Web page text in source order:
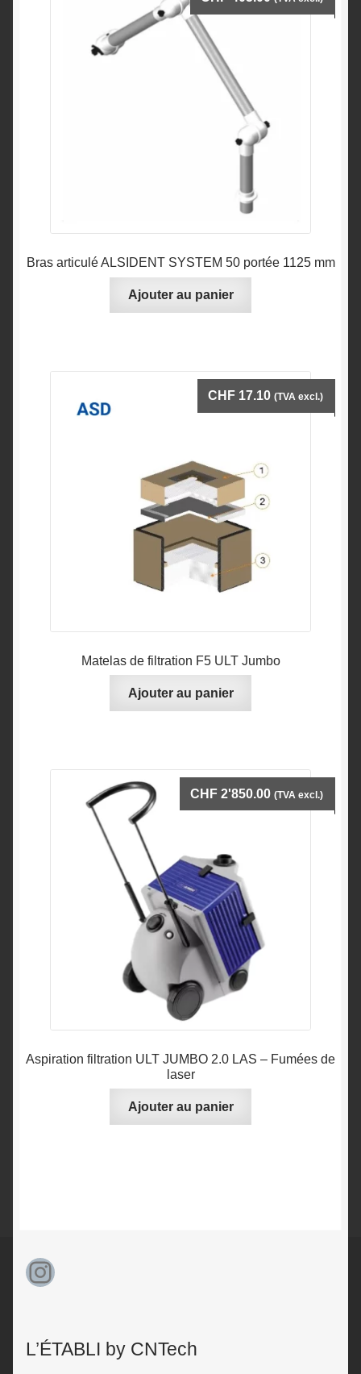
Bras articulé ALSIDENT SYSTEM 50 portée 1125 mm
Ajouter au panier
Matelas de filtration F5 ULT Jumbo
CHF 17.10 (TVA excl.)
Ajouter au panier
Aspiration filtration ULT JUMBO 2.0 LAS – Fumées de
laser
CHF 2'850.00 (TVA excl.)
Ajouter au panier
Instagram
L’ÉTABLI by CNTech